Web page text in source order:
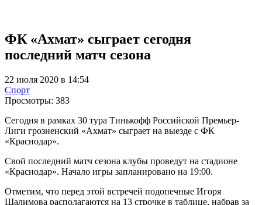
ФК «Ахмат» сыграет сегодня
последний матч сезона
22 июля 2020 в 14:54
Спорт
Просмотры: 383
Сегодня в рамках 30 тура Тинькофф Российской Премьер-
Лиги грозненский «Ахмат» сыграет на выезде с ФК
«Краснодар».
Свой последний матч сезона клубы проведут на стадионе
«Краснодар». Начало игры запланировано на 19:00.
Отметим, что перед этой встречей подопечные Игоря
Шалимова располагаются на 13 строчке в таблице, набрав за